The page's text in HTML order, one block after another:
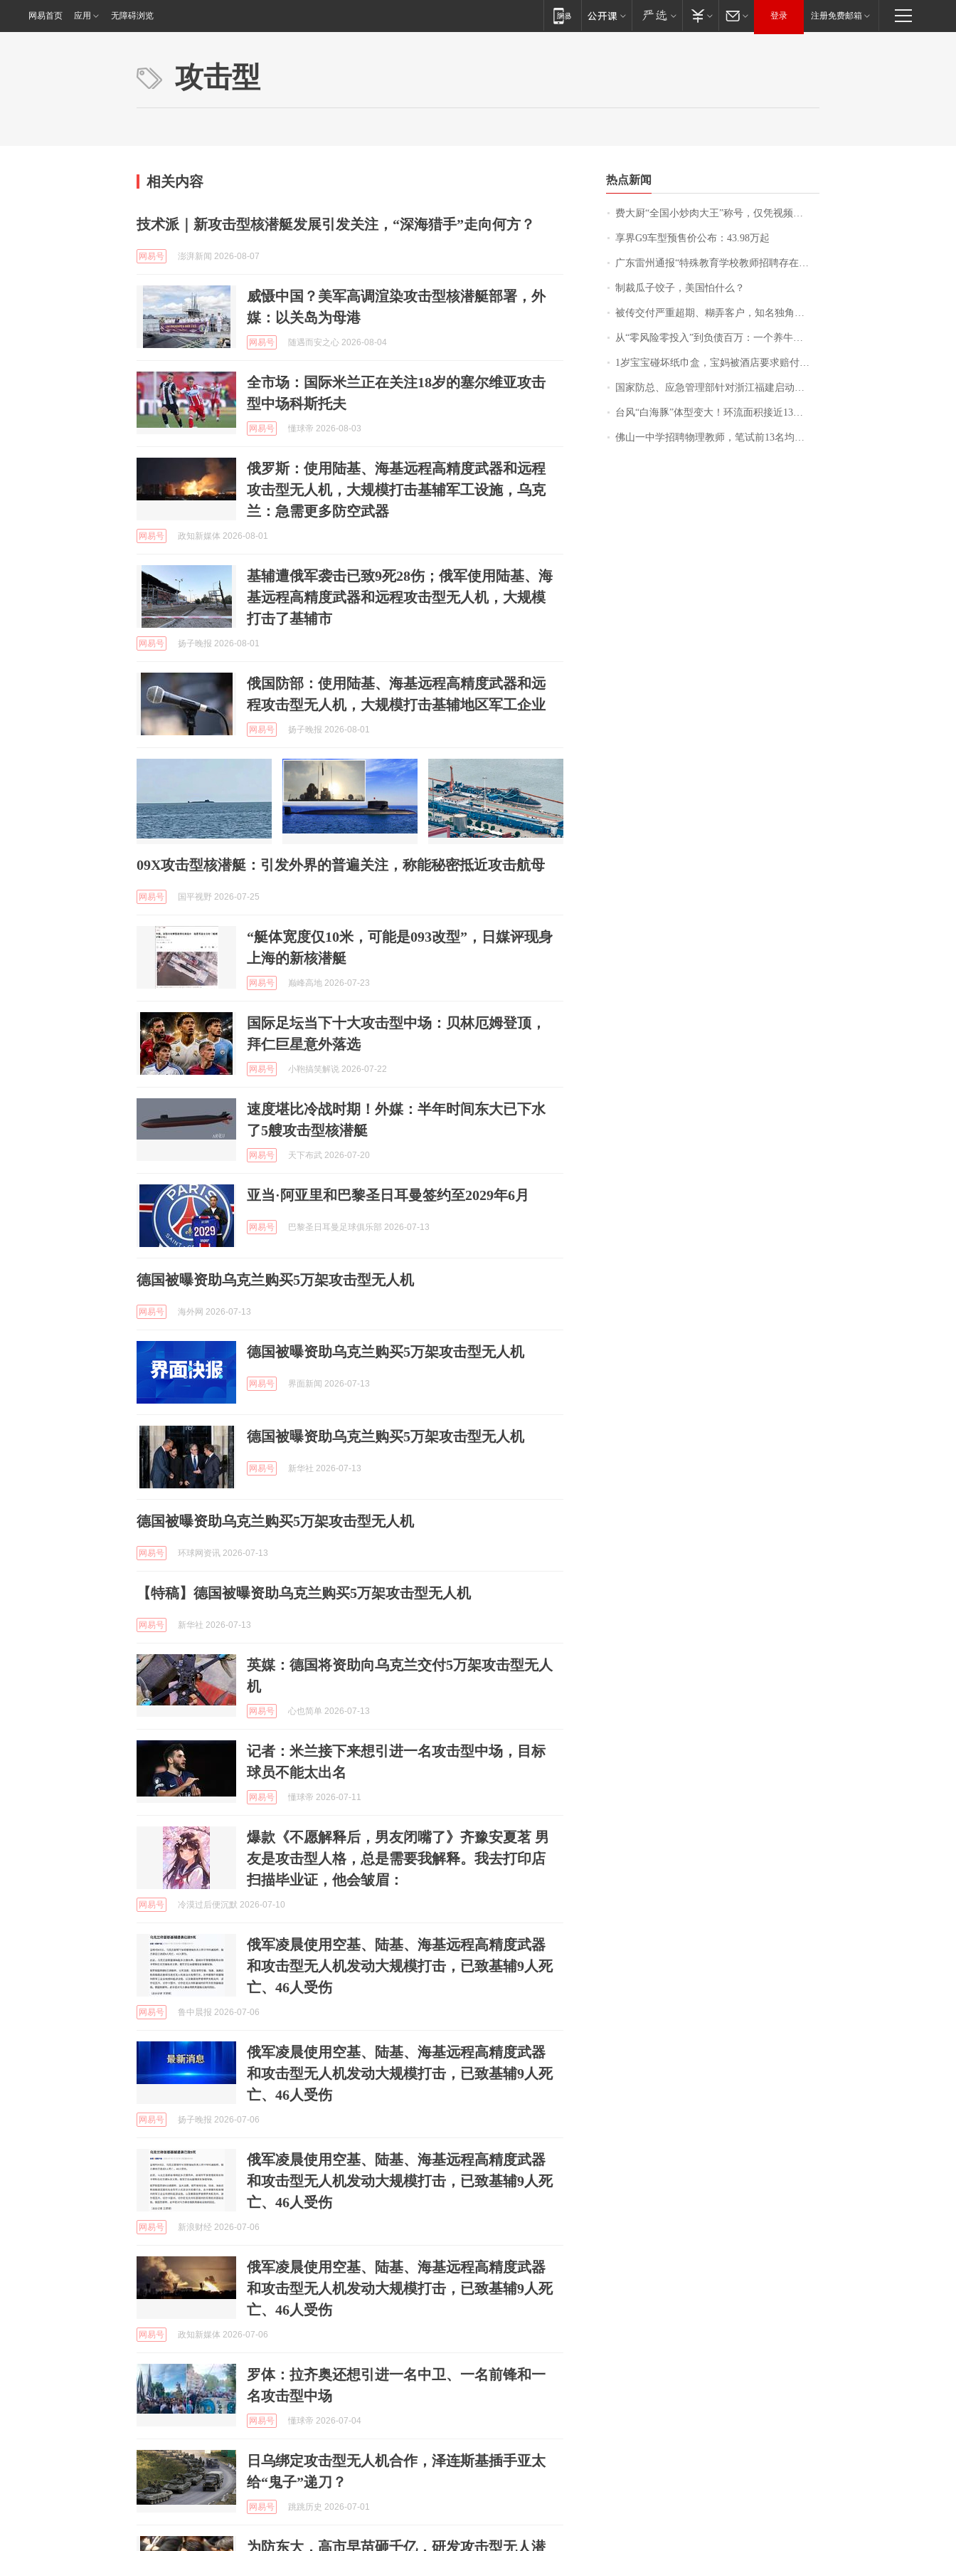
网易首页 应用 无障碍浏览 登录 注册免费邮箱
攻击型
相关内容
技术派｜新攻击型核潜艇发展引发关注，“深海猎手”走向何方？
网易号 澎湃新闻 2026-08-07
威慑中国？美军高调渲染攻击型核潜艇部署，外
媒：以关岛为母港
网易号 随遇而安之心 2026-08-04
全市场：国际米兰正在关注18岁的塞尔维亚攻击
型中场科斯托夫
网易号 懂球帝 2026-08-03
俄罗斯：使用陆基、海基远程高精度武器和远程
攻击型无人机，大规模打击基辅军工设施，乌克
兰：急需更多防空武器
网易号 政知新媒体 2026-08-01
基辅遭俄军袭击已致9死28伤；俄军使用陆基、海
基远程高精度武器和远程攻击型无人机，大规模
打击了基辅市
网易号 扬子晚报 2026-08-01
俄国防部：使用陆基、海基远程高精度武器和远
程攻击型无人机，大规模打击基辅地区军工企业
网易号 扬子晚报 2026-08-01
09X攻击型核潜艇：引发外界的普遍关注，称能秘密抵近攻击航母
网易号 国平视野 2026-07-25
“艇体宽度仅10米，可能是093改型”，日媒评现身
上海的新核潜艇
网易号 巅峰高地 2026-07-23
国际足坛当下十大攻击型中场：贝林厄姆登顶，
拜仁巨星意外落选
网易号 小鞄搞笑解说 2026-07-22
速度堪比冷战时期！外媒：半年时间东大已下水
了5艘攻击型核潜艇
网易号 天下布武 2026-07-20
亚当·阿亚里和巴黎圣日耳曼签约至2029年6月
网易号 巴黎圣日耳曼足球俱乐部 2026-07-13
德国被曝资助乌克兰购买5万架攻击型无人机
网易号 海外网 2026-07-13
德国被曝资助乌克兰购买5万架攻击型无人机
网易号 界面新闻 2026-07-13
德国被曝资助乌克兰购买5万架攻击型无人机
网易号 新华社 2026-07-13
德国被曝资助乌克兰购买5万架攻击型无人机
网易号 环球网资讯 2026-07-13
【特稿】德国被曝资助乌克兰购买5万架攻击型无人机
网易号 新华社 2026-07-13
英媒：德国将资助向乌克兰交付5万架攻击型无人
机
网易号 心也简单 2026-07-13
记者：米兰接下来想引进一名攻击型中场，目标
球员不能太出名
网易号 懂球帝 2026-07-11
爆款《不愿解释后，男友闭嘴了》齐豫安夏茗 男
友是攻击型人格，总是需要我解释。我去打印店
扫描毕业证，他会皱眉：
网易号 冷漠过后便沉默 2026-07-10
俄军凌晨使用空基、陆基、海基远程高精度武器
和攻击型无人机发动大规模打击，已致基辅9人死
亡、46人受伤
网易号 鲁中晨报 2026-07-06
俄军凌晨使用空基、陆基、海基远程高精度武器
和攻击型无人机发动大规模打击，已致基辅9人死
亡、46人受伤
网易号 扬子晚报 2026-07-06
俄军凌晨使用空基、陆基、海基远程高精度武器
和攻击型无人机发动大规模打击，已致基辅9人死
亡、46人受伤
网易号 新浪财经 2026-07-06
俄军凌晨使用空基、陆基、海基远程高精度武器
和攻击型无人机发动大规模打击，已致基辅9人死
亡、46人受伤
网易号 政知新媒体 2026-07-06
罗体：拉齐奥还想引进一名中卫、一名前锋和一
名攻击型中场
网易号 懂球帝 2026-07-04
日乌绑定攻击型无人机合作，泽连斯基插手亚太
给“鬼子”递刀？
网易号 跳跳历史 2026-07-01
为防东大，高市早苗砸千亿，研发攻击型无人潜
热点新闻
费大厨“全国小炒肉大王”称号，仅凭视频评出？中国烹饪协会回应
享界G9车型预售价公布：43.98万起
广东雷州通报“特殊教育学校教师招聘存在违规行为”：已启动问责程序 副校长被停职
制裁瓜子饺子，美国怕什么？
被传交付严重超期、糊弄客户，知名独角兽车企创始人回应：都没证据，将依法采取措施，“本人长期与美国交管局保持沟通，对方表示肯定”
从“零风险零投入”到负债百万：一个养牛项目崩盘后，谁该为农户的贷款买单丨红星调查
1岁宝宝碰坏纸巾盒，宝妈被酒店要求赔付924元！三亚一酒店回复：骨瓷定制！网友一查价格，吵翻了
国家防总、应急管理部针对浙江福建启动防汛防台风四级应急响应
台风“白海豚”体型变大！环流面积接近13个浙江那么大
佛山一中学招聘物理教师，笔试前13名均遭淘汰？教育局：已叫停招聘，成立调查组全面核查